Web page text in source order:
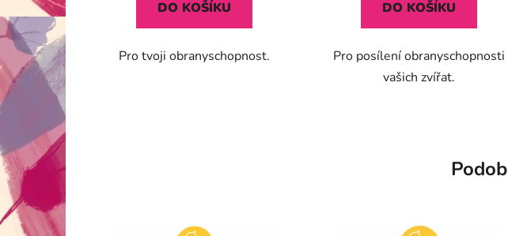
hvězdiček.
DO KOŠÍKU
Pro tvoji obranyschopnost.
DO KOŠÍKU
Pro posílení obranyschopnosti
vašich zvířat.